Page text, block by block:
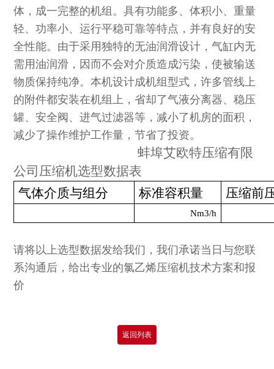
体，成一完整的机组。具有功能多、体积小、重量
轻、功率小、运行平稳可靠等特点，并有良好的安
全性能。由于采用独特的无油润滑设计，气缸内无
需用油润滑，因而不会对介质造成污染，使被输送
物质保持纯净。本机设计成机组型式，许多管线上
的附件都安装在机组上，省却了气液分离器、稳压
罐、安全阀、进气过滤器等，减小了机房的面积，
减少了操作维护工作量，节省了投资。
蚌埠艾欧特压缩有限
公司压缩机选型数据表
气体介质与组分
标准容积量 压缩前
Nm3/h
请将以上选型数据发给我们，我们承诺当日与您联
系沟通后，给出专业的氯乙烯压缩机技术方案和报
价
返回列表